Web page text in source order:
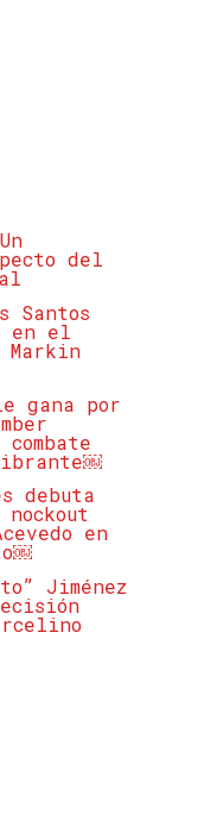
del
Santos
en el
Markin
gana por
debuta
nockout
en
Jiménez